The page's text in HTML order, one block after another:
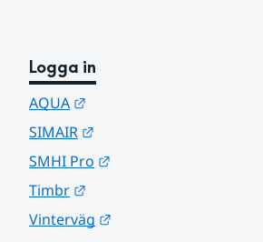
Logga in
AQUA
SIMAIR
SMHI Pro
Timbr
Vinterväg